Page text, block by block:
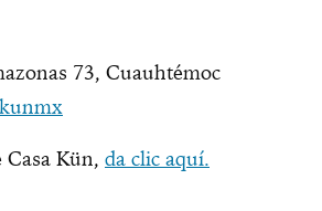
73, Cuauhtémoc
Casa Kün, da clic aquí.